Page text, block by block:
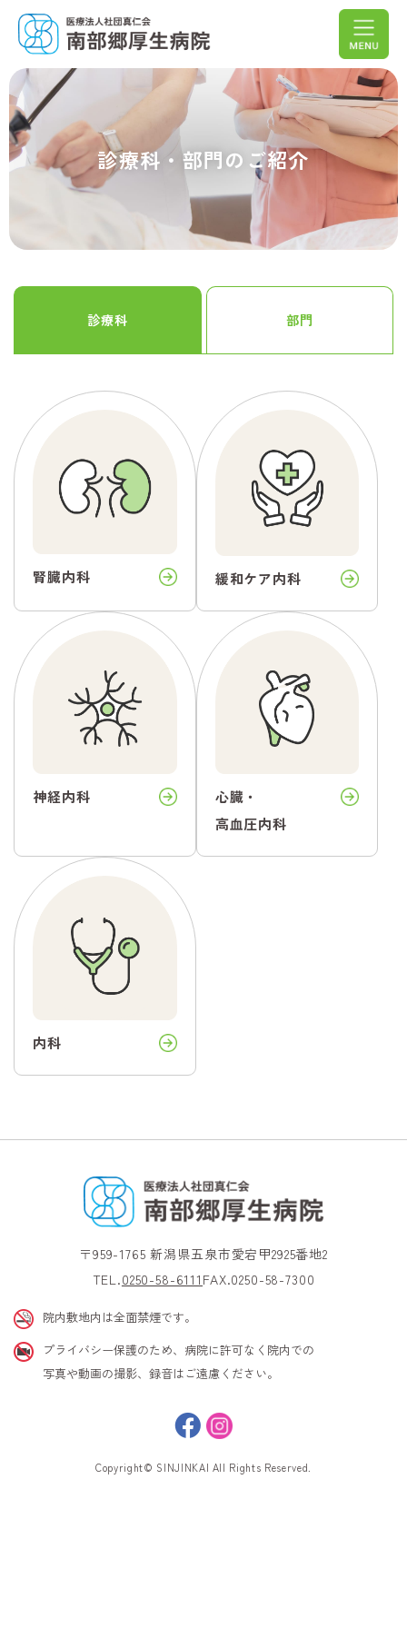
診療科・部門のご紹介
診療科 部門
腎臓内科 緩和ケア内科
神経内科
心臓・
高血圧内科
内科
〒959-1765 新潟県五泉市愛宕甲2925番地2
TEL.0250-58-6111 FAX.0250-58-7300
院内敷地内は全面禁煙です。
プライバシー保護のため、病院に許可なく院内での
写真や動画の撮影、録音はご遠慮ください。
Copyright© SINJINKAI All Rights Reserved.